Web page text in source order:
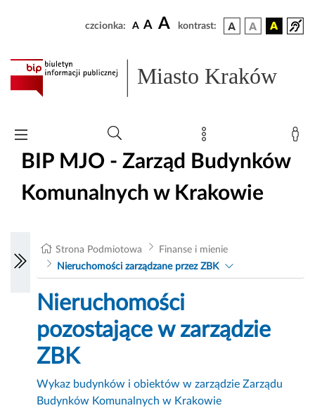
czcionka: A A A kontrast:
Miasto Kraków
BIP MJO - Zarząd Budynków
Komunalnych w Krakowie
Strona Podmiotowa
Finanse i mienie
Nieruchomości zarządzane przez ZBK
Nieruchomości
pozostające w zarządzie
ZBK
Wykaz budynków i obiektów w zarządzie Zarządu
Budynków Komunalnych w Krakowie